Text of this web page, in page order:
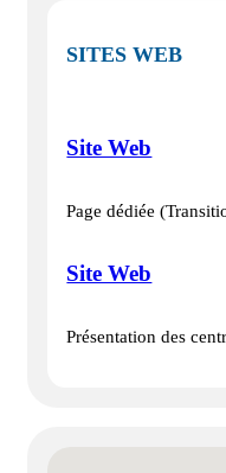
SITES WEB
Site Web
Page dédiée
Site Web
Présentation des